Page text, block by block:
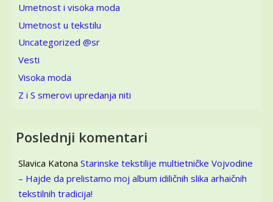
Umetnost i visoka moda
Umetnost u tekstilu
Uncategorized @sr
Vesti
Visoka moda
Z i S smerovi upredanja niti
Poslednji komentari
Slavica Katona Starinske tekstilije multietničke Vojvodine
– Hajde da prelistamo moj album idiličnih slika arhaičnih
tekstilnih tradicija!